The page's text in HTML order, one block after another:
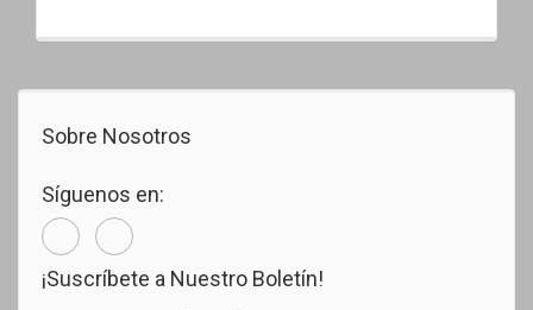
Sobre Nosotros
Síguenos en:
¡Suscríbete a Nuestro Boletín!